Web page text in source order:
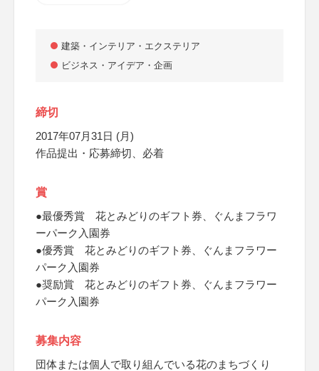
建築・インテリア・エクステリア
ビジネス・アイデア・企画
締切
2017年07月31日 (月)
作品提出・応募締切、必着
賞
●最優秀賞 花とみどりのギフト券、ぐんまフラワ
ーパーク入園券
●優秀賞 花とみどりのギフト券、ぐんまフラワー
パーク入園券
●奨励賞 花とみどりのギフト券、ぐんまフラワー
パーク入園券
募集内容
団体または個人で取り組んでいる花のまちづくり